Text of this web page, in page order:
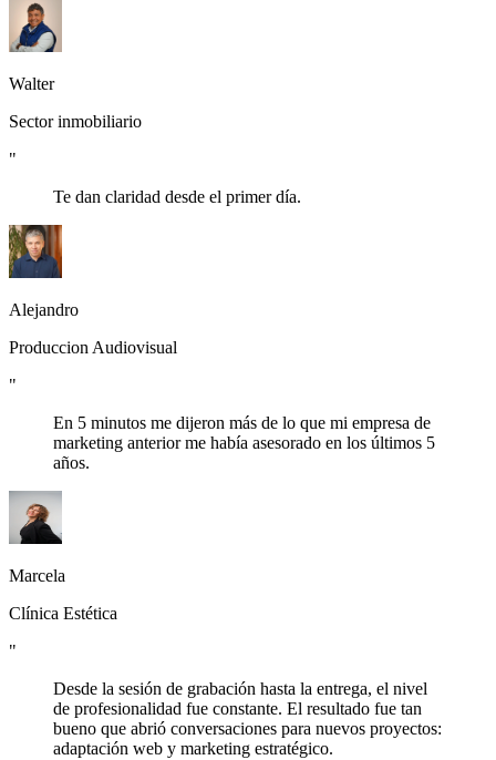
Walter
Sector inmobiliario
"
Te dan claridad desde el primer día.
Alejandro
Produccion Audiovisual
"
En 5 minutos me dijeron más de lo que mi empresa de
marketing anterior me había asesorado en los últimos 5
años.
Marcela
Clínica Estética
"
Desde la sesión de grabación hasta la entrega, el nivel
de profesionalidad fue constante. El resultado fue tan
bueno que abrió conversaciones para nuevos proyectos:
adaptación web y marketing estratégico.